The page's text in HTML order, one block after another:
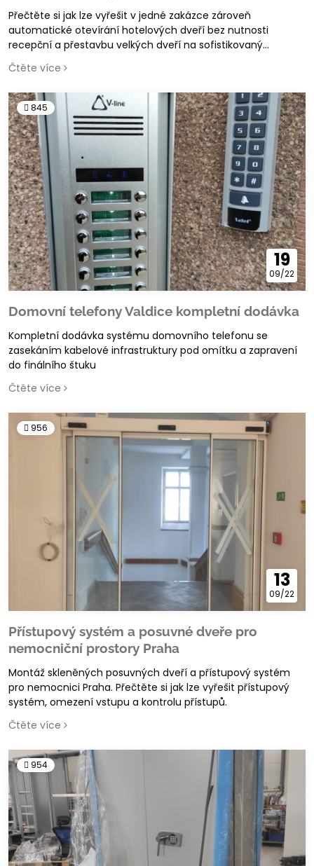
Přečtěte si jak lze vyřešit v jedné zakázce zároveň
automatické otevírání hotelových dveří bez nutnosti
recepční a přestavbu velkých dveří na sofistikovaný
samozamykací systém se čtečkou čipů
Čtěte více
845
19
09/22
Domovní telefony Valdice kompletní dodávka
Kompletní dodávka systému domovního telefonu se
zasekáním kabelové infrastruktury pod omítku a zapravení
do finálního štuku
Čtěte více
956
13
09/22
Přístupový systém a posuvné dveře pro
nemocniční prostory Praha
Montáž skleněných posuvných dveří a přístupový systém
pro nemocnici Praha. Přečtěte si jak lze vyřešit přístupový
systém, omezení vstupu a kontrolu přístupů.
Čtěte více
954